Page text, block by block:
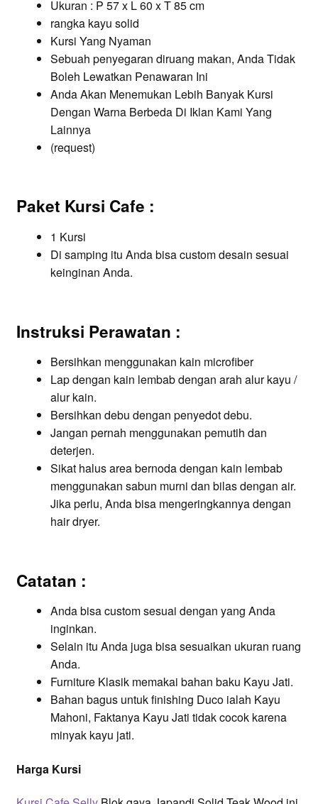
Ukuran : P 57 x L 60 x T 85 cm
rangka kayu solid
Kursi Yang Nyaman
Sebuah penyegaran diruang makan, Anda Tidak
Boleh Lewatkan Penawaran Ini
Anda Akan Menemukan Lebih Banyak Kursi
Dengan Warna Berbeda Di Iklan Kami Yang
Lainnya
(request)
Paket Kursi Cafe :
1 Kursi
Di samping itu Anda bisa custom desain sesuai
keinginan Anda.
Instruksi Perawatan :
Bersihkan menggunakan kain microfiber
Lap dengan kain lembab dengan arah alur kayu /
alur kain.
Bersihkan debu dengan penyedot debu.
Jangan pernah menggunakan pemutih dan
deterjen.
Sikat halus area bernoda dengan kain lembab
menggunakan sabun murni dan bilas dengan air.
Jika perlu, Anda bisa mengeringkannya dengan
hair dryer.
Catatan :
Anda bisa custom sesuai dengan yang Anda
inginkan.
Selain itu Anda juga bisa sesuaikan ukuran ruang
Anda.
Furniture Klasik memakai bahan baku Kayu Jati.
Bahan bagus untuk finishing Duco ialah Kayu
Mahoni, Faktanya Kayu Jati tidak cocok karena
minyak kayu jati.
Harga Kursi